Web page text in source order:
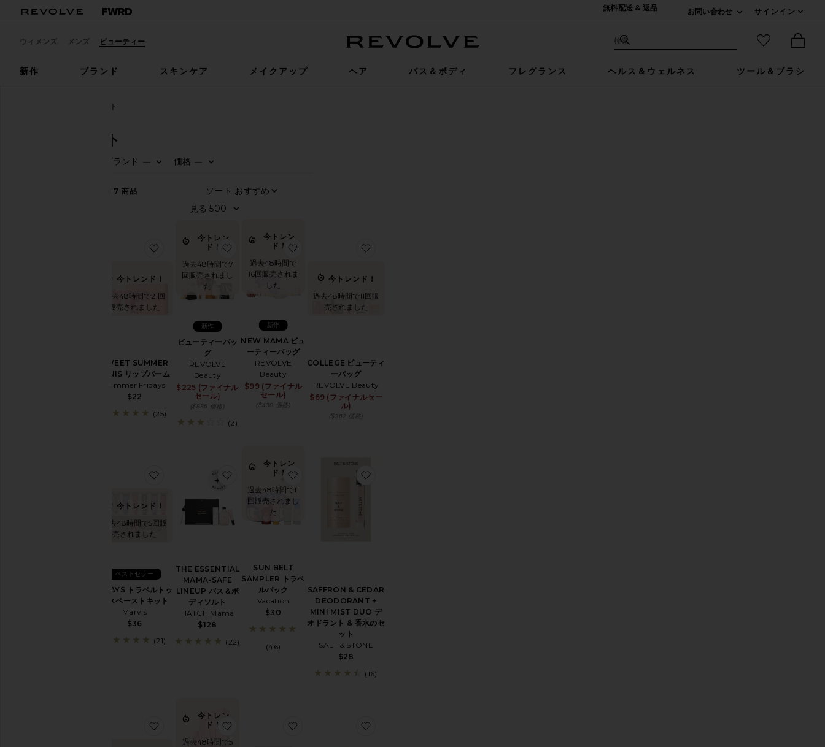
無料配送 & 返品
お問い合わせ
サインイン
ウィメンズ メンズ ビューティー サイト検索
検索
お気に入り
新作
ブランド スキンケア メイクアップ ヘア バス＆ボディ フレグランス ヘルス＆ウェルネス ツール＆ブラシ
ギフトセット
ギフトセット
ブランド —
価格 —
217 商品
今トレンド！
過去48時間で21回
販売されました
SWEET SUMMER
MINIS リップバーム
Summer Fridays
$22
お気に入りSWEET SUMMER MINIS リップバーム
(25)
今トレン
ド！
過去48時間で7
回販売されまし
た
ビューティーバッ
グ
REVOLVE
Beauty
$225 (ファイナル
セール)
($886 価格)
新作
お気に入りビューティーバッグ
(2)
今トレン
ド！
過去48時間で
16回販売されま
した
NEW MAMA ビュ
ーティーバッグ
REVOLVE
Beauty
$99 (ファイナル
セール)
($430 価格)
新作
お気に入りNEW MAMA ビューティーバッグ
今トレンド！
過去48時間で11回販
売されました
COLLEGE ビューティ
ーバッグ
REVOLVE Beauty
$69 (ファイナルセー
ル)
($362 価格)
今トレンド！
過去48時間で5回販
売されました
7 DAYS トラベルトゥ
ースペーストキット
Marvis
$36
ベストセラー
お気に入り7 DAYS トラベルトゥースペーストキット
(21)
THE ESSENTIAL
MAMA-SAFE
LINEUP バス＆ボ
ディソルト
HATCH Mama
$128
お気に入りTHE ESSENTIAL MAMA-SAFE LINEUP バス＆ボディソルト
(22)
今トレン
ド！
過去48時間で11
回販売されまし
た
SUN BELT
SAMPLER トラベ
ルパック
Vacation
$30
お気に入りSUN BELT SAMPLER トラベルパック
(46)
SAFFRON & CEDAR
DEODORANT +
MINI MIST DUO デ
オドラント & 香水のセ
ット
SALT & STONE
$28
(16)
お気に入りビューティーバッグ
今トレン
ド！
過去48時間で5
お気に入りGLOSSY FRESH PINK LIP DUO リップデュオ
お気に入りビューティボックス